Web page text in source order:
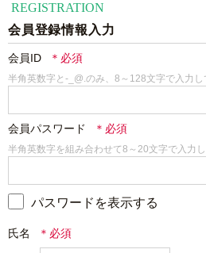
REGISTRATION
会員登録情報入力
会員ID
半角英数字と-_@.のみ、8～128文字で入力し
会員パスワード
半角英数字を組み合わせて8～20文字で入力し
パスワードを表示する
氏名